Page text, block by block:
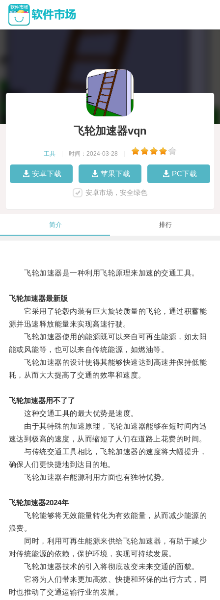
飞轮加速器vqn
工具 时间：2024-03-28
安卓下载 苹果下载 PC下载
安卓市场，安全绿色
简介 排行
飞轮加速器是一种利用飞轮原理来加速的交通工具。
飞轮加速器最新版
它采用了轮毂内装有巨大旋转质量的飞轮，通过积蓄能
源并迅速释放能量来实现高速行驶。
飞轮加速器使用的能源既可以来自可再生能源，如太阳
能或风能等，也可以来自传统能源，如燃油等。
飞轮加速器的设计使得其能够快速达到高速并保持低能
耗，从而大大提高了交通的效率和速度。
飞轮加速器用不了了
这种交通工具的最大优势是速度。
由于其特殊的加速原理，飞轮加速器能够在短时间内迅
速达到极高的速度，从而缩短了人们在道路上花费的时间。
与传统交通工具相比，飞轮加速器的速度将大幅提升，
确保人们更快捷地到达目的地。
飞轮加速器在能源利用方面也有独特优势。
飞轮加速器2024年
飞轮能够将无效能量转化为有效能量，从而减少能源的
浪费。
同时，利用可再生能源来供给飞轮加速器，有助于减少
对传统能源的依赖，保护环境，实现可持续发展。
飞轮加速器技术的引入将彻底改变未来交通的面貌。
它将为人们带来更加高效、快捷和环保的出行方式，同
时也推动了交通运输行业的发展。